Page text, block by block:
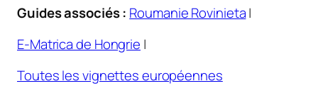
Guides associés : Roumanie Rovinieta|
E-Matrica de Hongrie |
Toutes les vignettes européennes